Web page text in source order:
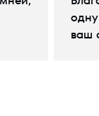
ваш